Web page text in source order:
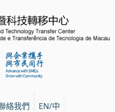
絡我們 EN/中